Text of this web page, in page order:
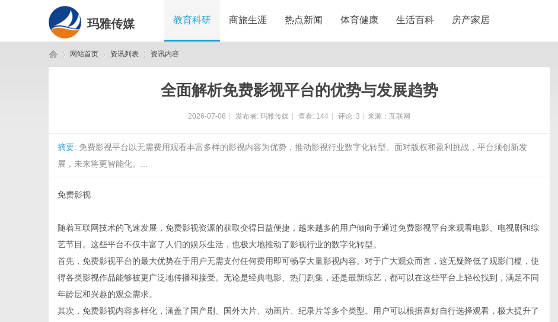
玛雅传媒 教育科研 商旅生涯 热点新闻 体育健康 生活百科 房产家居
网站首页 资讯列表 资讯内容
全面解析免费影视平台的优势与发展趋势
2026-07-08 发布者: 玛雅传媒 查看: 144 评论: 3 来源：互联网
摘要: 免费影视平台以无需费用观看丰富多样的影视内容为优势，推动影视行业数字化转型。面对版权和盈利挑战，平台须创新发
展，未来将更智能化。...
免费影视
随着互联网技术的飞速发展，免费影视资源的获取变得日益便捷，越来越多的用户倾向于通过免费影视平台来观看电影、电视剧和综
艺节目。这些平台不仅丰富了人们的娱乐生活，也极大地推动了影视行业的数字化转型。
首先，免费影视平台的最大优势在于用户无需支付任何费用即可畅享大量影视内容。对于广大观众而言，这无疑降低了观影门槛，使
得各类影视作品能够被更广泛地传播和接受。无论是经典电影、热门剧集，还是最新综艺，都可以在这些平台上轻松找到，满足不同
年龄层和兴趣的观众需求。
其次，免费影视内容多样化，涵盖了国产剧、国外大片、动画片、纪录片等多个类型。用户可以根据喜好自行选择观看，极大提升了